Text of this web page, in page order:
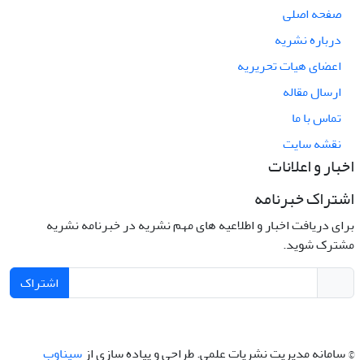
صفحه اصلی
درباره نشریه
اعضای هیات تحریریه
ارسال مقاله
تماس با ما
نقشه سایت
اخبار و اعلانات
اشتراک خبرنامه
برای دریافت اخبار و اطلاعیه های مهم نشریه در خبرنامه نشریه
مشترک شوید.
اشتراک
© سامانه مدیریت نشریات علمی.طراحی و پیاده سازی از سیناوب